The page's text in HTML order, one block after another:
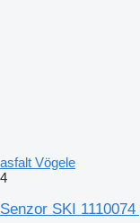
asfalt Vögele
4
Senzor SKI